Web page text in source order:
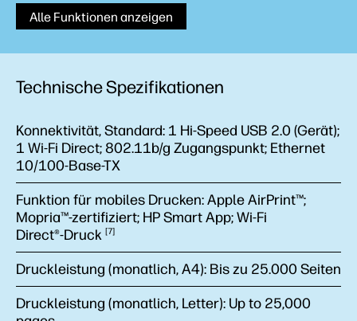
Alle Funktionen anzeigen
Technische Spezifikationen
Konnektivität, Standard: 1 Hi-Speed USB 2.0 (Gerät);
1 Wi-Fi Direct; 802.11b/g Zugangspunkt; Ethernet
10/100-Base-TX
Funktion für mobiles Drucken:Apple AirPrint™;
Mopria™-zertifiziert; HP Smart App; Wi-Fi
Direct®-Druck 7
Druckleistung (monatlich, A4): Bis zu 25.000 Seiten
Druckleistung (monatlich, Letter): Up to 25,000